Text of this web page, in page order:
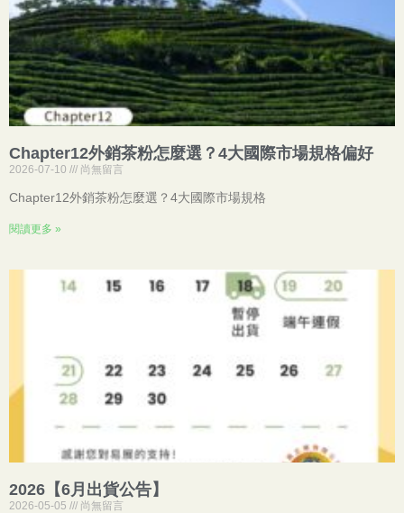
Chapter12外銷茶粉怎麼選？4大國際市場規格偏好
2026-07-10 尚無留言
Chapter12外銷茶粉怎麼選？4大國際市場規格
閱讀更多 »
2026【6月出貨公告】
2026-05-05 尚無留言